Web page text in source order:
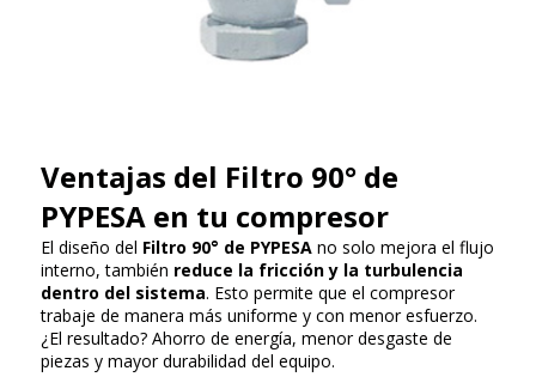
Ventajas del Filtro 90° de
PYPESA en tu compresor
El diseño del Filtro 90° de PYPESA no solo mejora el flujo
interno, también reduce la fricción y la turbulencia
dentro del sistema. Esto permite que el compresor
trabaje de manera más uniforme y con menor esfuerzo.
¿El resultado? Ahorro de energía, menor desgaste de
piezas y mayor durabilidad del equipo.